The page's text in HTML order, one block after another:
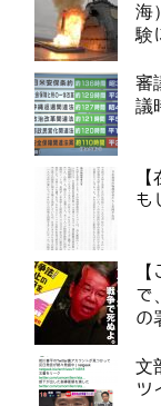
海
験
審
議
も
で
の
文
ツ